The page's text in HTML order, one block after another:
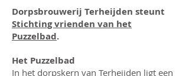
Dorpsbrouwerij Terheijden steunt
Stichting vrienden van het
Puzzelbad.
Het Puzzelbad
In het dorpskern van Terheijden ligt een